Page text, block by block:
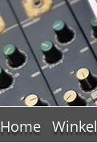
Home Winkel